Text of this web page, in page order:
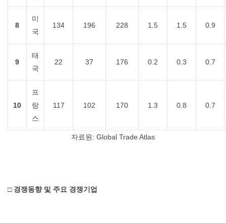
8
미
국
134 196 228 1.5 1.5 0.9
9
태
국
22 37 176 0.2 0.3 0.7
10
프
랑
스
117 102 170 1.3 0.8 0.7
자료원: Global Trade Atlas
□ 경쟁동향 및 주요 경쟁기업